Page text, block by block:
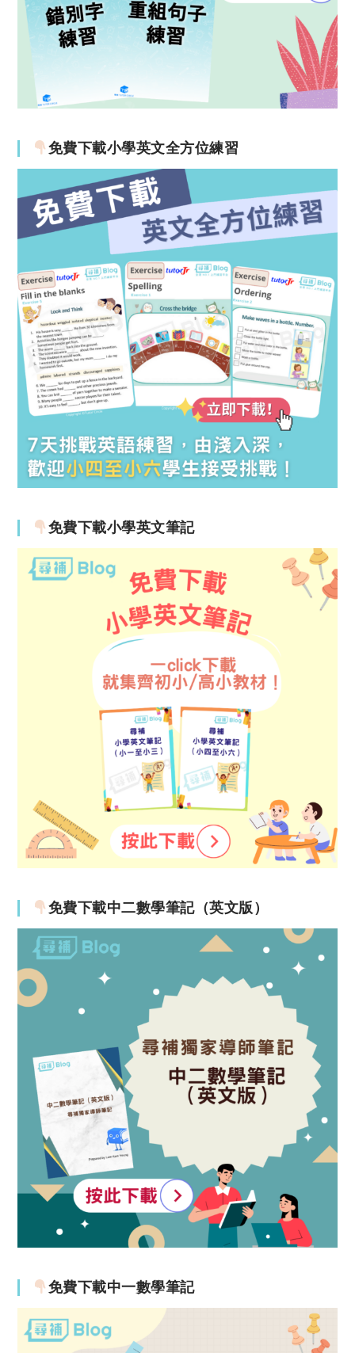
免費下載小學英文全方位練習
免費下載小學英文筆記
免費下載中二數學筆記（英文版）
免費下載中一數學筆記